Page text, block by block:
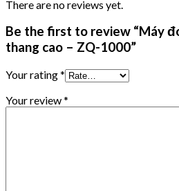
There are no reviews yet.
Be the first to review “Máy
thang cao – ZQ-1000”
Your rating*
Your review*